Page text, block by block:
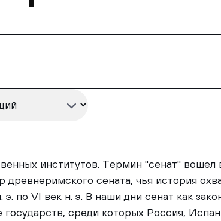
институтов. Термин "сенат"
древнеримского сената, чья история
э. по VI век н. э. В наши дни сенат как
среди которых Россия,